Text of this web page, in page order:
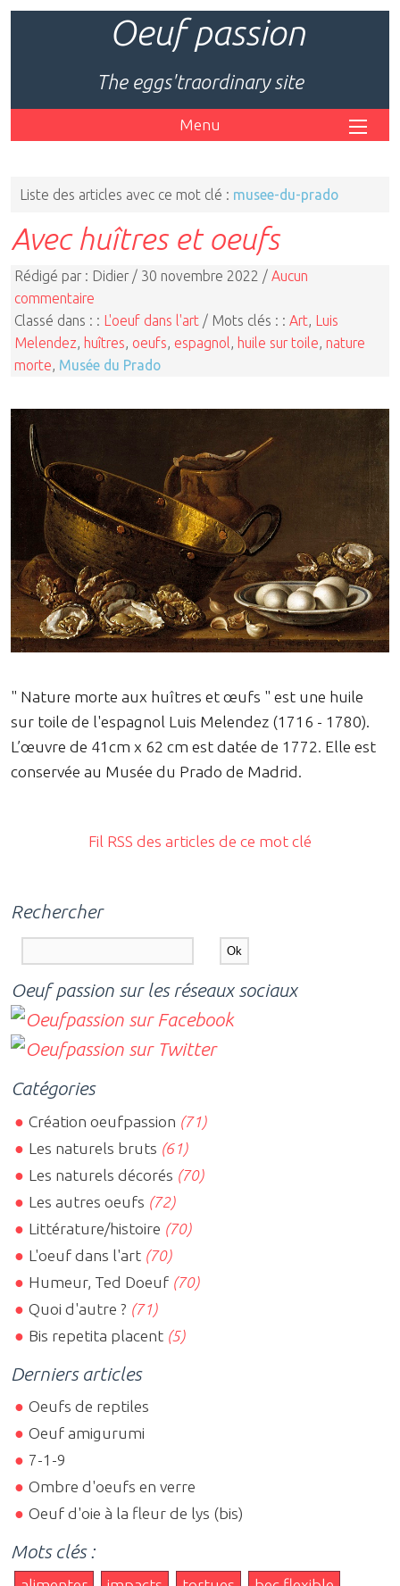
Oeuf passion
The eggs'traordinary site
Menu
Liste des articles avec ce mot clé : musee-du-prado
Avec huîtres et oeufs
Rédigé par : Didier / 30 novembre 2022 / Aucun
commentaire
Classé dans : : L'oeuf dans l'art / Mots clés : : Art Luis
Melendez
huîtres oeufs espagnol huile sur toile nature
morte Musée du Prado
" Nature morte aux huîtres et œufs " est une huile
sur toile de l'espagnol Luis Melendez (1716 - 1780).
L’œuvre de 41cm x 62 cm est datée de 1772. Elle est
conservée au Musée du Prado de Madrid.
Fil RSS des articles de ce mot clé
Rechercher
Oeuf passion sur les réseaux sociaux
Catégories
Création oeufpassion (71)
Les naturels bruts (61)
Les naturels décorés (70)
Les autres oeufs (72)
Littérature/histoire (70)
L'oeuf dans l'art (70)
Humeur, Ted Doeuf (70)
Quoi d'autre ? (71)
Bis repetita placent (5)
Derniers articles
Oeufs de reptiles
Oeuf amigurumi
7-1-9
Ombre d'oeufs en verre
Oeuf d'oie à la fleur de lys (bis)
Mots clés :